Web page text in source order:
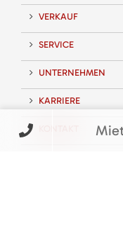
VERKAUF
SERVICE
UNTERNEHMEN
KARRIERE